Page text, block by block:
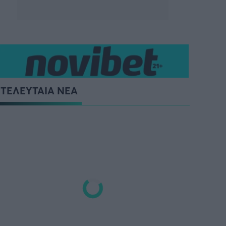
ΤΕΛΕΥΤΑΙΑ ΝΕΑ